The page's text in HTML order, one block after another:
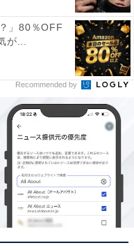
」80％OFF
が...
Recommended by